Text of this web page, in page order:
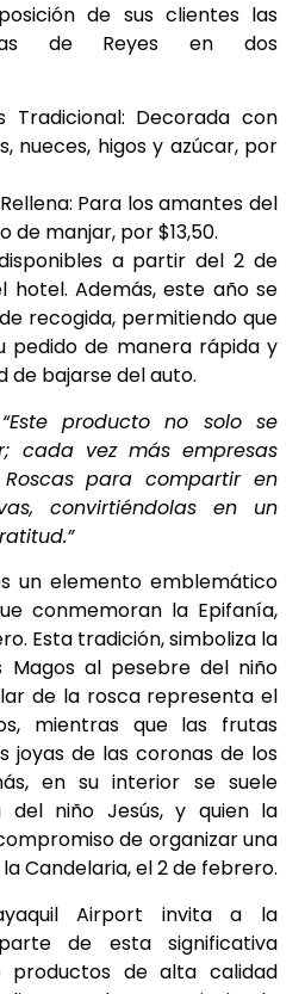
de sus clientes las
de Reyes en dos
Tradicional: Decorada con
nueces, higos y azúcar, por
Para los amantes del
de manjar, por $13,50.
a partir del 2 de
hotel. Además, este año se
recogida, permitiendo que
pedido de manera rápida y
de bajarse del auto.
“Este producto no solo se
cada vez más empresas
para compartir en
convirtiéndolas en un
un elemento emblemático
conmemoran la Epifanía,
Esta tradición, simboliza la
Magos al pesebre del niño
de la rosca representa el
mientras que las frutas
joyas de las coronas de los
en su interior se suele
del niño Jesús, y quien la
de organizar una
Candelaria, el 2 de febrero.
Airport invita a la
de esta significativa
productos de alta calidad